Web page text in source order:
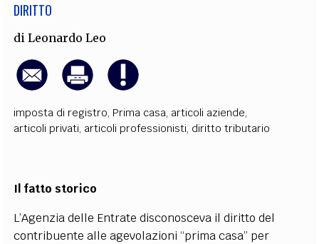
DIRITTO
diLeonardo Leo
imposta di registro, Prima casa, articoli aziende,
articoli privati, articoli professionisti, diritto tributario
Il fatto storico
L’Agenzia delle Entrate disconosceva il diritto del
contribuente alle agevolazioni “prima casa” per